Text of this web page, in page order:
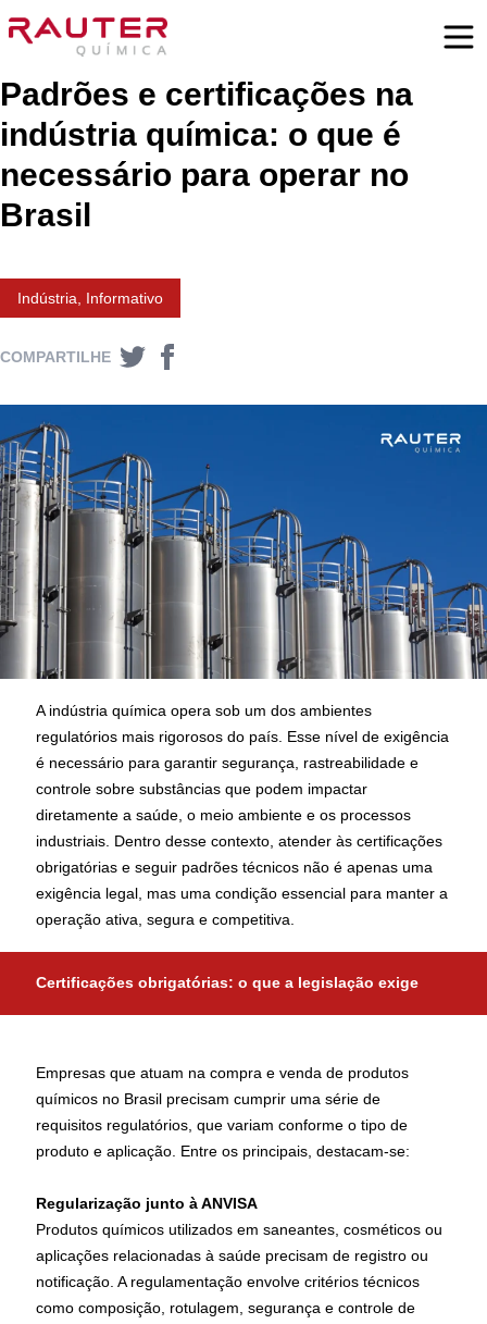
Padrões e certificações na
indústria química: o que é
necessário para operar no
Brasil
Indústria Informativo
COMPARTILHE
A indústria química opera sob um dos ambientes
regulatórios mais rigorosos do país. Esse nível de exigência
é necessário para garantir segurança, rastreabilidade e
controle sobre substâncias que podem impactar
diretamente a saúde, o meio ambiente e os processos
industriais. Dentro desse contexto, atender às certificações
obrigatórias e seguir padrões técnicos não é apenas uma
exigência legal, mas uma condição essencial para manter a
operação ativa, segura e competitiva.
Certificações obrigatórias: o que a legislação exige
Empresas que atuam na compra e venda de produtos
químicos no Brasil precisam cumprir uma série de
requisitos regulatórios, que variam conforme o tipo de
produto e aplicação. Entre os principais, destacam-se:
Regularização junto à ANVISA
Produtos químicos utilizados em saneantes, cosméticos ou
aplicações relacionadas à saúde precisam de registro ou
notificação. A regulamentação envolve critérios técnicos
como composição, rotulagem, segurança e controle de